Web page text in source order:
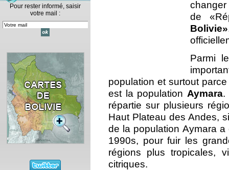
Pour rester informé, saisir
votre mail :
changer
de
Bolivie»
Parmi
population et surtout
est la population Aymara.
répartie sur plusieurs
Haut Plateau des Andes,
de la population Aymara
1990s, pour fuir les
régions plus tropicales,
citriques.